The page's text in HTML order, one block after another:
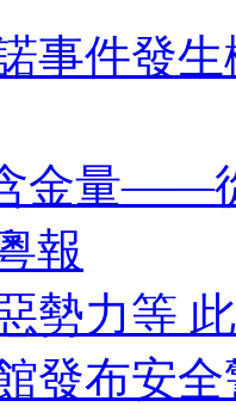
事件發
金量——
報
勢力等
發布安